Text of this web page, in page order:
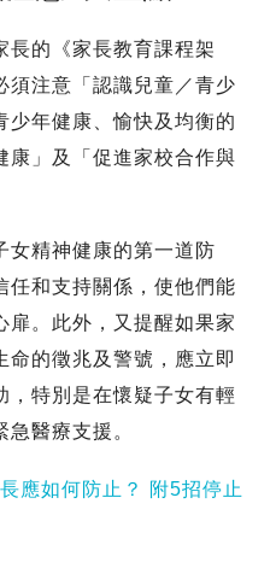
長的《家長教育課程架
須注意「認識兒童／青少
少年健康、愉快及均衡的
康」及「促進家校合作與
女精神健康的第一道防
任和支持關係，使他們能
扉。此外，又提醒如果家
命的徵兆及警號，應立即
，特別是在懷疑子女有輕
醫療支援。
應如何防止？ 附5招停止